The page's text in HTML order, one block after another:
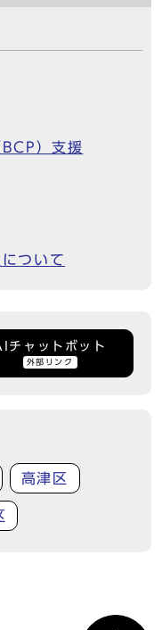
）支援
ついて
チャットボット
外部リンク
高津区